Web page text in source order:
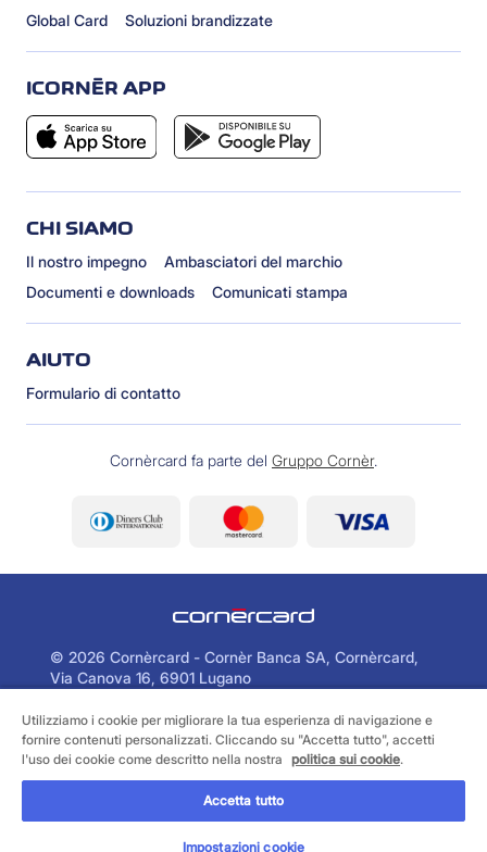
Global Card Soluzioni brandizzate
ICORNÈR APP
CHI SIAMO
Il nostro impegno
Ambasciatori del marchio
Documenti e downloads
Comunicati stampa
AIUTO
Formulario di contatto
Cornèrcard fa parte del Gruppo Cornèr.
© 2026 Cornèrcard - Cornèr Banca SA, Cornèrcard,
Via Canova 16, 6901 Lugano
Area legale
Cookie policy
Informativa sulla protezione dei dati
Utilizziamo i cookie per migliorare la tua esperienza di navigazione e
fornire contenuti personalizzati. Cliccando su "Accetta tutto", accetti
l'uso dei cookie come descritto nella nostra politica sui cookie.
Accetta tutto
Impostazioni cookie